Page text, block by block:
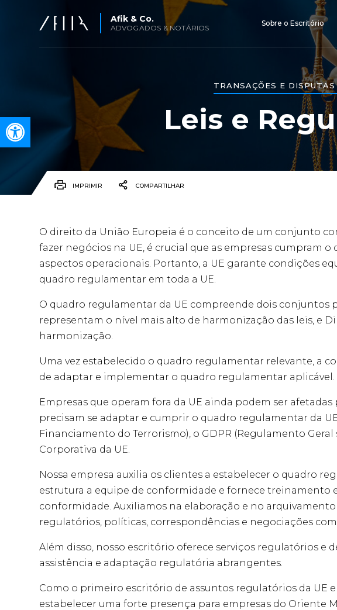
Open toolbar
Afik & Co.
ADVOGADOS & NOTÁRIOS
Sobre o Escritório
TRANSAÇÕES E
Leis e
IMPRIMIR COMPARTILHAR
O direito da União Europeia é o conceito de um conjunto
fazer negócios na UE, é crucial que as empresas cumpram
aspectos operacionais. Portanto, a UE garante condições
quadro regulamentar em toda a UE.
O quadro regulamentar da UE compreende dois conjuntos
representam o nível mais alto de harmonização das leis, e
harmonização.
Uma vez estabelecido o quadro regulamentar relevante, a
de adaptar e implementar o quadro regulamentar aplicável.
Empresas que operam fora da UE ainda podem ser
precisam se adaptar e cumprir o quadro regulamentar da
Financiamento do Terrorismo), o GDPR (Regulamento
Corporativa da UE.
Nossa empresa auxilia os clientes a estabelecer o quadro
estrutura a equipe de conformidade e fornece treinamento
conformidade. Auxiliamos na elaboração e no
regulatórios, políticas, correspondências e negociações
Além disso, nosso escritório oferece serviços regulatórios e
assistência e adaptação regulatória abrangentes.
Como o primeiro escritório de assuntos regulatórios da UE
estabelecer uma forte presença para empresas do Oriente